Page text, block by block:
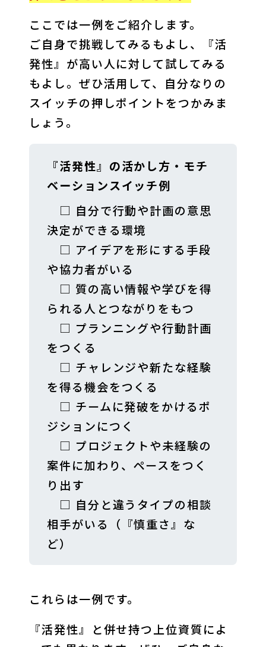
ここでは一例をご紹介します。
ご自身で挑戦してみるもよし、『活
発性』が高い人に対して試してみる
もよし。ぜひ活用して、自分なりの
スイッチの押しポイントをつかみま
しょう。
『活発性』の活かし方・モチ
ベーションスイッチ例
□ 自分で行動や計画の意思
決定ができる環境
□ アイデアを形にする手段
や協力者がいる
□ 質の高い情報や学びを得
られる人とつながりをもつ
□ プランニングや行動計画
をつくる
□ チャレンジや新たな経験
を得る機会をつくる
□ チームに発破をかけるポ
ジションにつく
□ プロジェクトや未経験の
案件に加わり、ペースをつく
り出す
□ 自分と違うタイプの相談
相手がいる（『慎重さ』な
ど）
これらは一例です。
『活発性』と併せ持つ上位資質によ